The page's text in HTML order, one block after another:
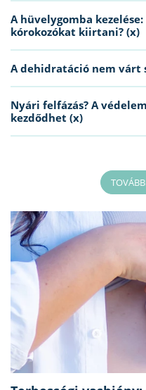
A hüvelygomba
kórokozókat kiirtani? (x)
A dehidratáció nem várt
Nyári felfázás? A
kezdődhet (x)